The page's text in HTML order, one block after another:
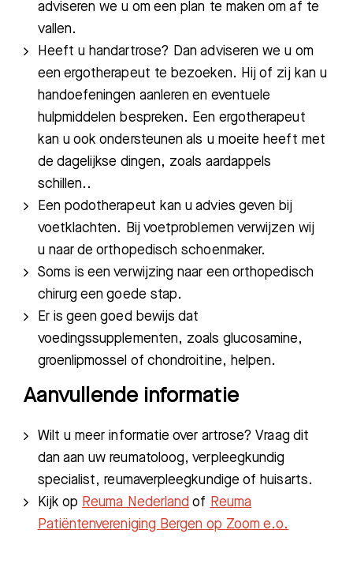
Zoeken
Bezoektijden
Afspraak maken
Afdelingen
adviseren we u om een plan te maken om af te
vallen.
Heeft u handartrose? Dan adviseren we u om
een ergotherapeut te bezoeken. Hij of zij kan u
handoefeningen aanleren en eventuele
hulpmiddelen bespreken. Een ergotherapeut
kan u ook ondersteunen als u moeite heeft met
de dagelijkse dingen, zoals aardappels
schillen..
Een podotherapeut kan u advies geven bij
voetklachten. Bij voetproblemen verwijzen wij
u naar de orthopedisch schoenmaker.
Soms is een verwijzing naar een orthopedisch
chirurg een goede stap.
Er is geen goed bewijs dat
voedingssupplementen, zoals glucosamine,
groenlipmossel of chondroitine, helpen.
Aanvullende informatie
Wilt u meer informatie over artrose? Vraag dit
dan aan uw reumatoloog, verpleegkundig
specialist, reumaverpleegkundige of huisarts.
Kijk op Reuma Nederland of Reuma
Patiëntenvereniging Bergen op Zoom e.o.